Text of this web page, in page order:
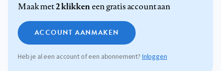
Maak met2 klikkeneen gratis account aan
ACCOUNT AANMAKEN
Heb je al een account of een abonnement?Inloggen